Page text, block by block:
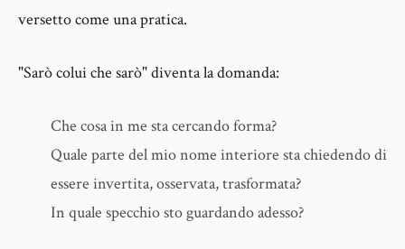
versetto come una pratica.
"Sarò colui che sarò" diventa la domanda:
Che cosa in me sta cercando forma?
Quale parte del mio nome interiore sta chiedendo di
essere invertita, osservata, trasformata?
In quale specchio sto guardando adesso?